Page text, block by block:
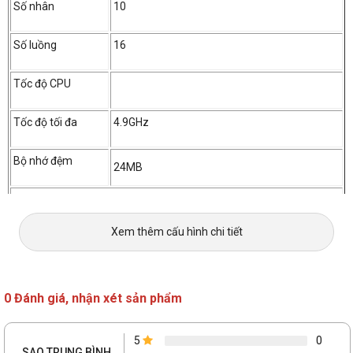
Số nhân 10
Số luồng 16
Tốc độ CPU
Tốc độ tối đa 4.9GHz
Bộ nhớ đệm 24MB
RAM 32GB (2 x 16GB)
Xem thêm cấu hình chi tiết
0 Đánh giá, nhận xét sản phẩm
5
0